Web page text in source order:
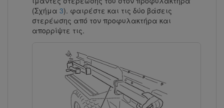
(Σχήμα 3). φαιρέστε και τις δύο βάσεις
στερέωσης από τον προφυλακτήρα και
απορρίψτε τις.